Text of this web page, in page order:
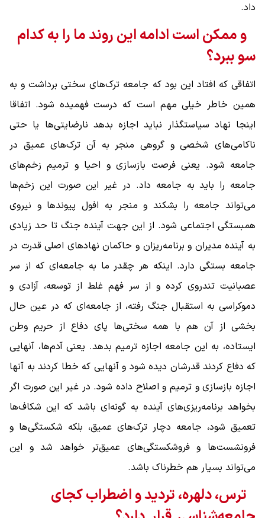
داد.
و ممکن است ادامه این روند ما را به کدام
سو ببرد؟
اتفاقی که افتاد این بود که جامعه ترک‌های سختی برداشت و به
همین خاطر خیلی مهم است که درست فهمیده شود. اتفاقا
اینجا نهاد سیاستگذار نباید اجازه بدهد نارضایتی‌ها یا حتی
ناکامی‌های شخصی و گروهی منجر به آن ترک‌های عمیق در
جامعه شود. یعنی فرصت بازسازی و احیا و ترمیم زخم‌های
جامعه را باید به جامعه داد. در غیر این صورت این زخم‌ها
می‌تواند جامعه را بشکند و منجر به افول پیوندها و نیروی
همبستگی اجتماعی شود. از این جهت آینده جنگ تا حد زیادی
به آینده مدیران و برنامه‌ریزان و حاکمان نهادهای اصلی قدرت در
جامعه بستگی دارد. اینکه هر چقدر ما به جامعه‌ای که از سر
عصبانیت تندروی کرده و از سر فهم غلط از توسعه، آزادی و
دموکراسی به استقبال جنگ رفته، از جامعه‌ای که در عین‌ حال
بخشی از آن هم با همه سختی‌ها پای دفاع از حریم وطن
ایستاده، به این جامعه اجازه ترمیم بدهد. یعنی آدم‌ها، آنهایی
که دفاع کردند قدرشان دیده شود و آنهایی که خطا کردند به آنها
اجازه بازسازی و ترمیم و اصلاح داده شود. در غیر این صورت اگر
بخواهد برنامه‌ریزی‌های آینده به گونه‌ای باشد که این شکاف‌ها
تعمیق شود، جامعه دچار ترک‌های عمیق، بلکه شکستگی‌ها و
فرونشست‌ها و فروشکستگی‌های عمیق‌تر خواهد شد و این
می‌تواند بسیار هم خطرناک باشد.
ترس، دلهره، تردید و اضطراب کجای